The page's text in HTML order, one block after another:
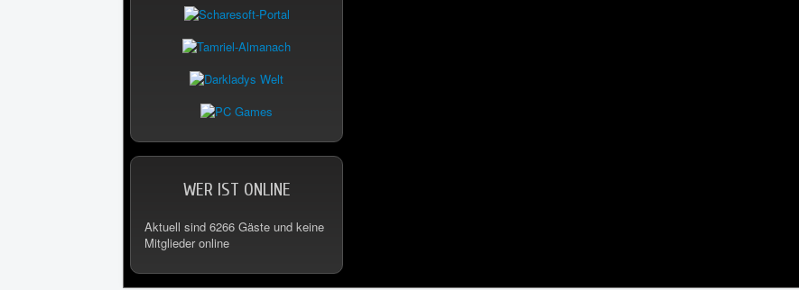
WER IST ONLINE
Aktuell sind 6266 Gäste und keine
Mitglieder online